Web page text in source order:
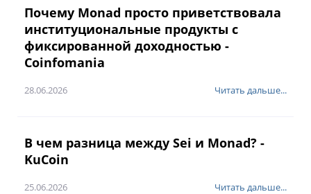
Почему Monad просто приветствовала
институциональные продукты с
фиксированной доходностью -
Coinfomania
28.06.2026 Читать дальше...
В чем разница между Sei и Monad? -
KuCoin
25.06.2026 Читать дальше...